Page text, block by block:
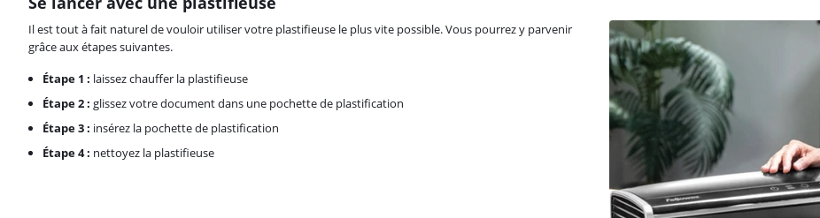
Il est tout à fait naturel de vouloir utiliser votre plastifieuse le plus vite possible. Vous pourrez y parvenir
grâce aux étapes suivantes.
Étape 1 : laissez chauffer la plastifieuse
Étape 2 : glissez votre document dans une pochette de plastification
Étape 3 : insérez la pochette de plastification
Étape 4 : nettoyez la plastifieuse